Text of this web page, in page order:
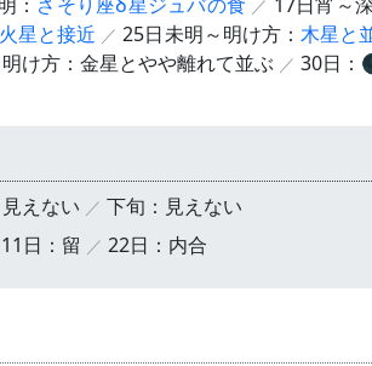
火星と接近 25日未明～明け方： 木星と
け方：金星とやや離れて並ぶ 30日：
えない
下旬：見えない
11日：留 22日：内合